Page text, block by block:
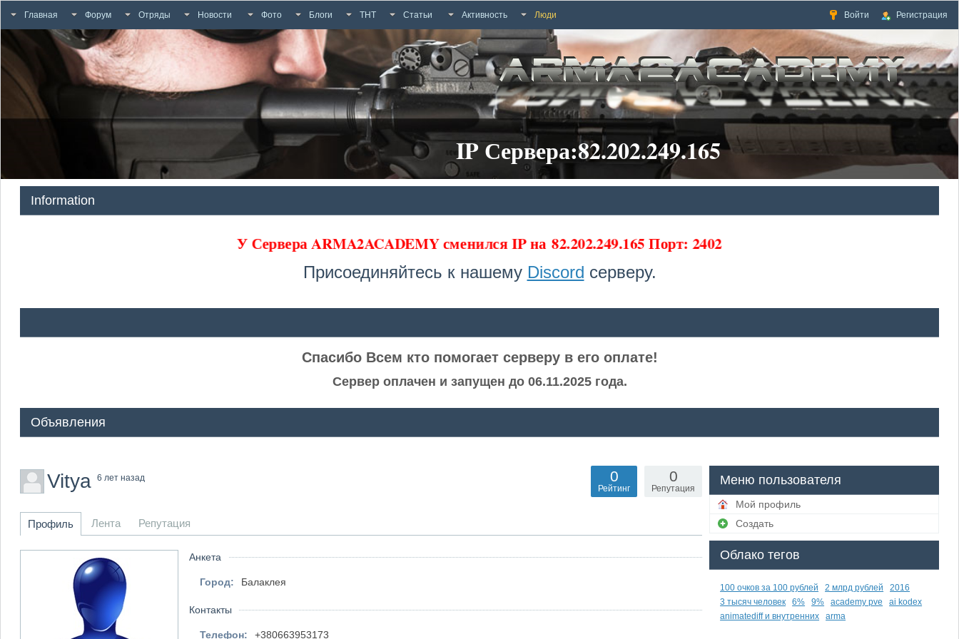
Главная Форум Отряды Новости Фото Блоги ТНТ Статьи Активность Люди Войти Регистрация
IP Сервера:82.202.249.165
Information
У Сервера ARMA2ACADEMY сменился IP на 82.202.249.165 Порт: 2402
Присоединяйтесь к нашему Discord серверу.
Спасибо Всем кто помогает серверу в его оплате!
Сервер оплачен и запущен до 06.11.2025 года.
Объявления
Vitya 6 лет назад 0
Репутация
0
Рейтинг
Профиль Лента Репутация
Анкета
Город: Балаклея
Контакты
Телефон: +380663953173
Меню пользователя
Мой профиль
Создать
Облако тегов
100 очков за 100 рублей 2 млрд рублей
2016
3 тысяч человек
6% 9% academy pve
ai kodex
animatediff и внутренних
arma